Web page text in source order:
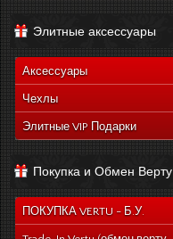
Элитные аксессуары
Аксессуары
Чехлы
Элитные VIP Подарки
Покупка и Обмен Верту
ПОКУПКА VERTU - Б.У.